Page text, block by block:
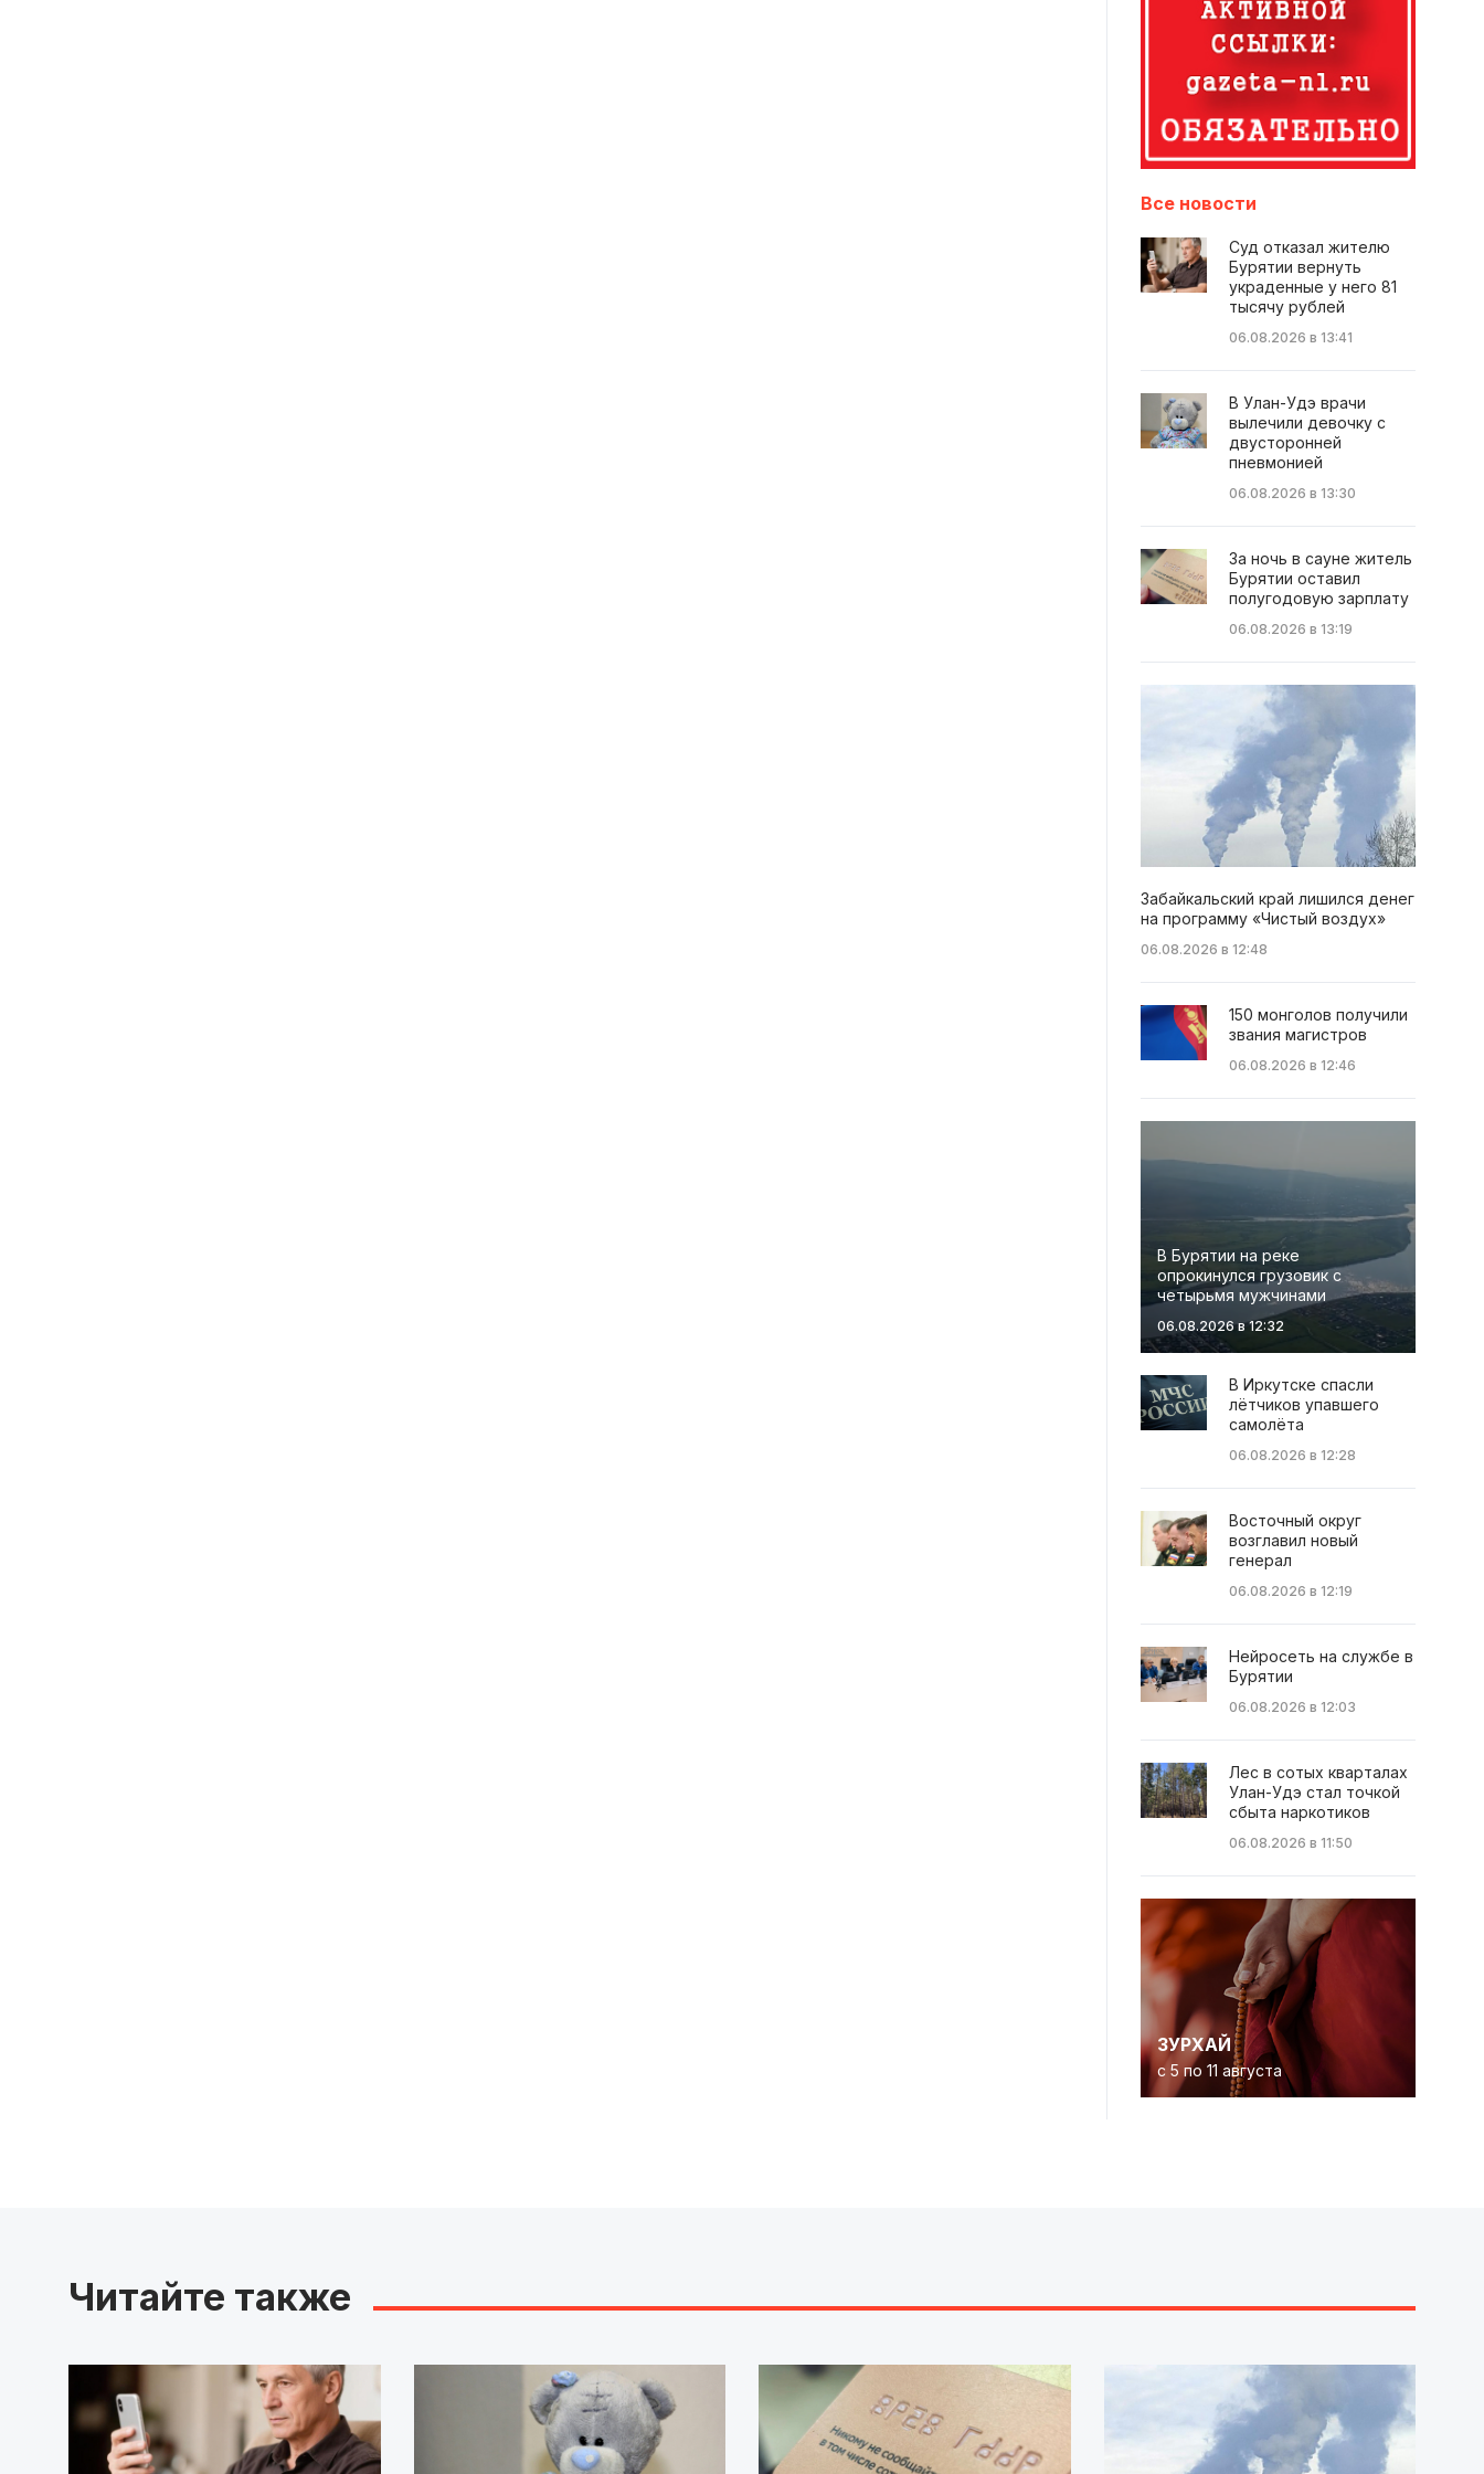
Все новости
Суд отказал жителю
Бурятии вернуть
украденные у него 81
тысячу рублей
06.08.2026 в 13:41
В Улан-Удэ врачи
вылечили девочку с
двусторонней
пневмонией
06.08.2026 в 13:30
За ночь в сауне житель
Бурятии оставил
полугодовую зарплату
06.08.2026 в 13:19
Забайкальский край лишился денег
на программу «Чистый воздух»
06.08.2026 в 12:48
150 монголов получили
звания магистров
06.08.2026 в 12:46
В Бурятии на реке
опрокинулся грузовик с
четырьмя мужчинами
06.08.2026 в 12:32
В Иркутске спасли
лётчиков упавшего
самолёта
06.08.2026 в 12:28
Восточный округ
возглавил новый
генерал
06.08.2026 в 12:19
Нейросеть на службе в
Бурятии
06.08.2026 в 12:03
Лес в сотых кварталах
Улан-Удэ стал точкой
сбыта наркотиков
06.08.2026 в 11:50
ЗУРХАЙ
с 5 по 11 августа
Читайте также